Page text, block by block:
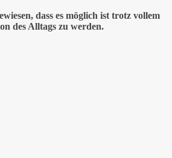
dass es möglich ist trotz vollem
des Alltags zu werden.